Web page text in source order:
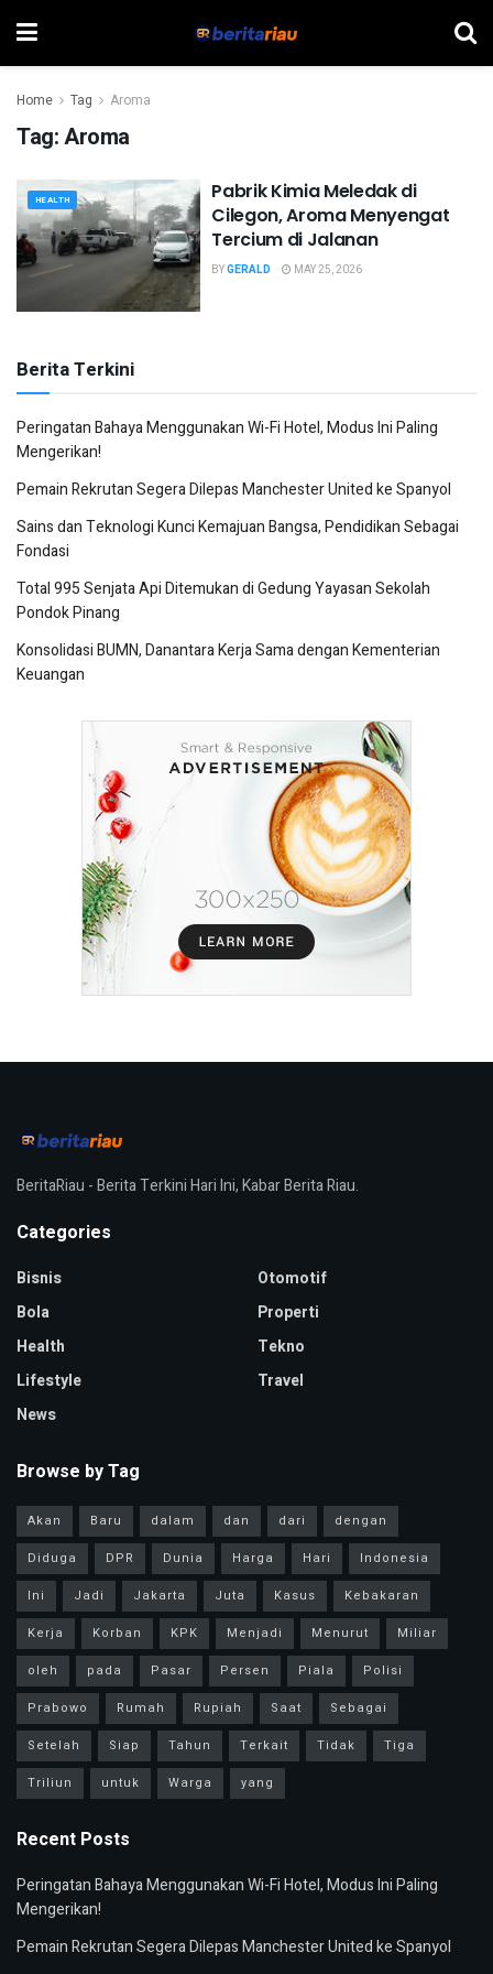
Home Tag Aroma
Tag:Aroma
HEALTH
Pabrik Kimia Meledak di
Cilegon, Aroma Menyengat
Tercium di Jalanan
BYGERALD MAY 25, 2026
Berita Terkini
Peringatan Bahaya Menggunakan Wi-Fi Hotel, Modus Ini Paling
Mengerikan!
Pemain Rekrutan Segera Dilepas Manchester United ke Spanyol
Sains dan Teknologi Kunci Kemajuan Bangsa, Pendidikan Sebagai
Fondasi
Total 995 Senjata Api Ditemukan di Gedung Yayasan Sekolah
Pondok Pinang
Konsolidasi BUMN, Danantara Kerja Sama dengan Kementerian
Keuangan
BeritaRiau - Berita Terkini Hari Ini, Kabar Berita Riau.
Categories
Bisnis
Bola
Health
Lifestyle
News
Otomotif
Properti
Tekno
Travel
Browse by Tag
Akan Baru dalam dan dari
dengan
Diduga
DPR Dunia Harga Hari
Indonesia
Ini
Jadi Jakarta Juta Kasus
Kebakaran
Kerja
Korban KPK Menjadi Menurut
Miliar
oleh
pada Pasar Persen Piala
Polisi
Prabowo
Rumah Rupiah Saat
Sebagai
Setelah
Siap Tahun Terkait Tidak
Tiga
Triliun
untuk Warga yang
Recent Posts
Peringatan Bahaya Menggunakan Wi-Fi Hotel, Modus Ini Paling
Mengerikan!
Pemain Rekrutan Segera Dilepas Manchester United ke Spanyol